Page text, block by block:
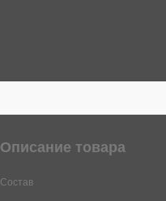
Описание товара
Состав